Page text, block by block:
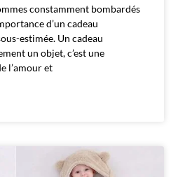
constamment bombardés
d’un cadeau
estimée. Un cadeau
un objet, c’est une
l’amour et